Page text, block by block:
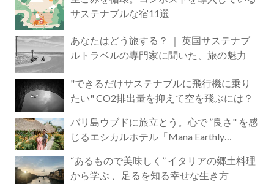
サステナブルな宿11選
あなたはどう旅する？ ｜ 英国サステナブ
ルトラベルの専門家に聞いた、旅の魅力
"できるだけサステナブルに飛行機に乗り
たい" CO2排出量を抑えて空を飛ぶには？
バリ島ウブドに旅立とう。心で ”良さ" を感
じるエシカルホテル「Mana Earthly
“あるもので美味しく” イタリアの郷土料理
から学ぶ 、足るを知る幸せな生き方